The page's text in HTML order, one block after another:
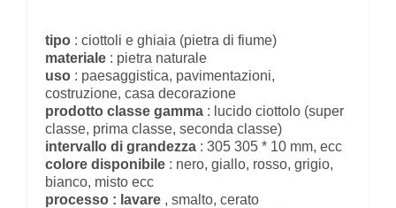
tipo : ciottoli e ghiaia (pietra di fiume)
materiale : pietra naturale
uso : paesaggistica, pavimentazioni,
costruzione, casa decorazione
prodotto classe gamma : lucido ciottolo (super
classe, prima classe, seconda classe)
intervallo di grandezza : 305 305 * 10 mm, ecc
colore disponibile : nero, giallo, rosso, grigio,
bianco, misto ecc
processo : lavare , smalto, cerato